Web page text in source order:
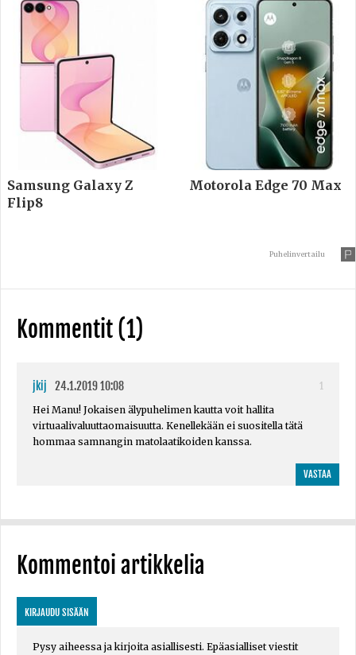
Samsung Galaxy Z
Flip8
Motorola Edge 70 Max
Puhelinvertailu
Kommentit (1)
jkij 24.1.2019 10:08
1
Hei Manu! Jokaisen älypuhelimen kautta voit hallita
virtuaalivaluuttaomaisuutta. Kenellekään ei suositella tätä
hommaa samnangin matolaatikoiden kanssa.
VASTAA
Kommentoi artikkelia
KIRJAUDU SISÄÄN
Pysy aiheessa ja kirjoita asiallisesti. Epäasialliset viestit